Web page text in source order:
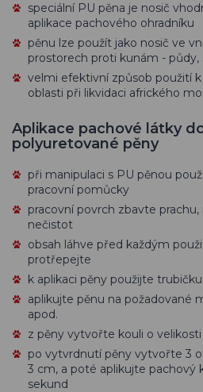
speciální PU pěna je nosič
aplikace pachového ohradníku
pěnu lze použít jako nosič ve
prostorech proti kunám - půdy,
velmi efektivní způsob použití
oblasti při likvidaci afrického
Aplikace pachové látky
polyuretované pěny
při manipulaci s PU pěnou
pracovní pomůcky
pracovní povrch zbavte
nečistot
obsah láhve před každým
protřepejte
k aplikaci pěny použijte
aplikujte pěnu na požadované
apod.
z pěny vytvořte kouli o
po vytvrdnutí pěny vytvořte 3
3 cm, a poté aplikujte pachový
sekund